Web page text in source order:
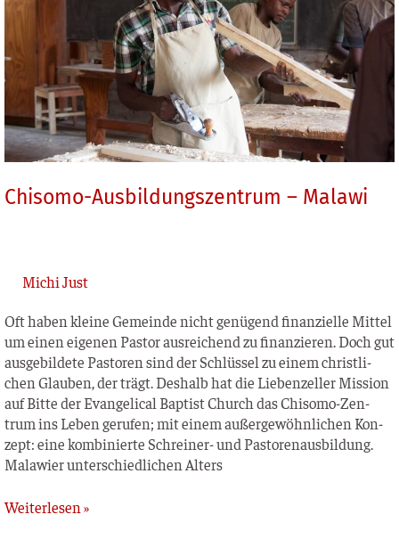
Chisomo-Ausbildungszentrum – Malawi
Michi Just
Oft haben klei­ne Gemein­de nicht genü­gend finan­zi­el­le Mit­tel
um einen eige­nen Pas­tor aus­rei­chend zu finan­zie­ren. Doch gut
aus­ge­bil­de­te Pas­to­ren sind der Schlüs­sel zu einem christ­li­
chen Glau­ben, der trägt. Des­halb hat die Lie­ben­zel­ler Mis­si­on
auf Bit­te der Evan­ge­li­cal Bap­tist Church das Chiso­­mo-Zen­­
trum ins Leben geru­fen; mit einem außer­ge­wöhn­li­chen Kon­
zept: eine kom­bi­nier­te Schrei­­ner- und Pas­to­ren­aus­bil­dung.
Mala­wi­er unter­schied­li­chen Alters
Weiterlesen »